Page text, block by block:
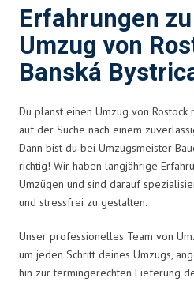
Erfahrungen
Umzug von
Banská
Du planst einen Umzug von Rostock
auf der Suche nach einem
Dann bist du bei Umzugsmeister
richtig! Wir haben langjährige
Umzügen und sind darauf
und stressfrei zu gestalten.
Unser professionelles Team von
um jeden Schritt deines Umzugs,
hin zur termingerechten Lieferung